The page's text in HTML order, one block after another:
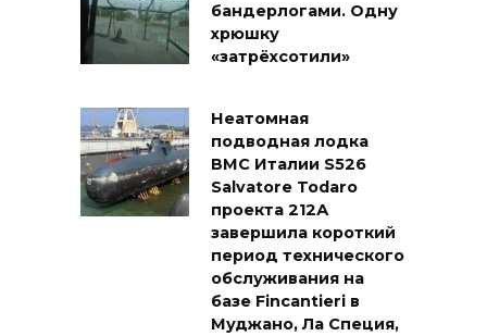
бандерлогами. Одну
хрюшку
«затрёхсотили»
Неатомная
подводная лодка
ВМС Италии S526
Salvatore Todaro
проекта 212А
завершила короткий
период технического
обслуживания на
базе Fincantieri в
Муджано, Ла Специя,